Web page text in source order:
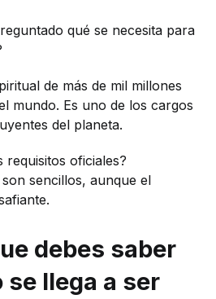
qué se necesita para
de más de mil millones
mundo. Es uno de los cargos
del planeta.
requisitos oficiales?
sencillos, aunque el
debes saber
se llega a ser